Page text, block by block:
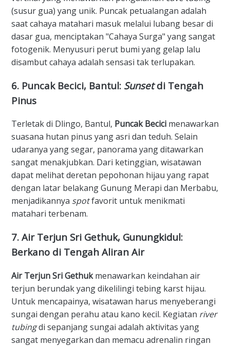
(susur gua) yang unik. Puncak petualangan adalah
saat cahaya matahari masuk melalui lubang besar di
dasar gua, menciptakan "Cahaya Surga" yang sangat
fotogenik. Menyusuri perut bumi yang gelap lalu
disambut cahaya adalah sensasi tak terlupakan.
​6. Puncak Becici, Bantul: Sunsetdi Tengah
Pinus
​Terletak di Dlingo, Bantul, Puncak Becici menawarkan
suasana hutan pinus yang asri dan teduh. Selain
udaranya yang segar, panorama yang ditawarkan
sangat menakjubkan. Dari ketinggian, wisatawan
dapat melihat deretan pepohonan hijau yang rapat
dengan latar belakang Gunung Merapi dan Merbabu,
menjadikannya spotfavorit untuk menikmati
matahari terbenam.
​7. Air Terjun Sri Gethuk, Gunungkidul:
Berkano di Tengah Aliran Air
Air Terjun Sri Gethukmenawarkan keindahan air
terjun berundak yang dikelilingi tebing karst hijau.
Untuk mencapainya, wisatawan harus menyeberangi
sungai dengan perahu atau kano kecil. Kegiatan river
tubingdi sepanjang sungai adalah aktivitas yang
sangat menyegarkan dan memacu adrenalin ringan